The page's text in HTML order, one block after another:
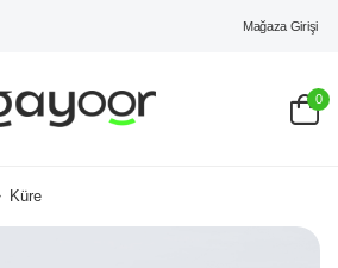
Mağaza Girişi
0
Küre